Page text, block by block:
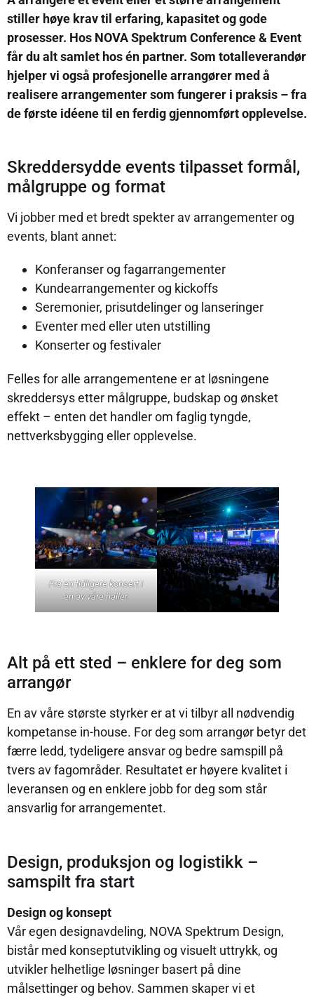
stiller høye krav til erfaring, kapasitet og gode
prosesser. Hos NOVA Spektrum Conference & Event
får du alt samlet hos én partner. Som totalleverandør
hjelper vi også profesjonelle arrangører med å
realisere arrangementer som fungerer i praksis – fra
de første idéene til en ferdig gjennomført opplevelse.
Skreddersydde events tilpasset formål,
målgruppe og format
Vi jobber med et bredt spekter av arrangementer og
events, blant annet:
Konferanser og fagarrangementer
Kundearrangementer og kickoffs
Seremonier, prisutdelinger og lanseringer
Eventer med eller uten utstilling
Konserter og festivaler
Felles for alle arrangementene er at løsningene
skreddersys etter målgruppe, budskap og ønsket
effekt – enten det handler om faglig tyngde,
nettverksbygging eller opplevelse.
Fra en tidligere konsert i
en av våre haller.
Alt på ett sted – enklere for deg som
arrangør
En av våre største styrker er at vi tilbyr all nødvendig
kompetanse in-house. For deg som arrangør betyr det
færre ledd, tydeligere ansvar og bedre samspill på
tvers av fagområder. Resultatet er høyere kvalitet i
leveransen og en enklere jobb for deg som står
ansvarlig for arrangementet.
Design, produksjon og logistikk –
samspilt fra start
Design og konsept
Vår egen designavdeling, NOVA Spektrum Design,
bistår med konseptutvikling og visuelt uttrykk, og
utvikler helhetlige løsninger basert på dine
målsettinger og behov. Sammen skaper vi et